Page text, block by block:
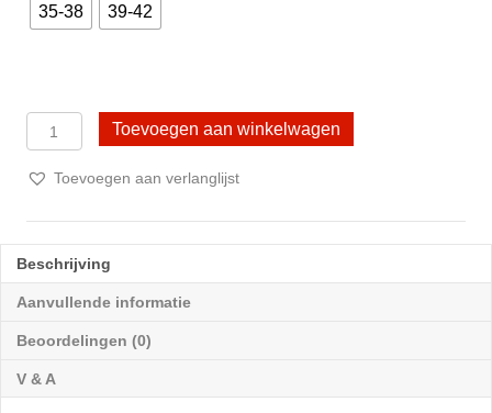
35-38 39-42
Paar
Overknee
Katoen
Zwart-
Gestreept
Toevoegen aan winkelwagen
Toevoegen aan verlanglijst
Beschrijving
Aanvullende informatie
Beoordelingen (0)
V & A